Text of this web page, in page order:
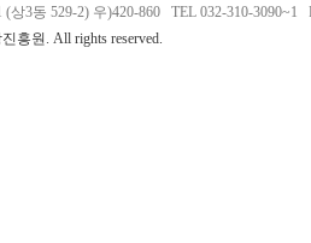
상3동 529-2) 우)420-860 TEL 032-310-3090~1
흥원. All rights reserved.